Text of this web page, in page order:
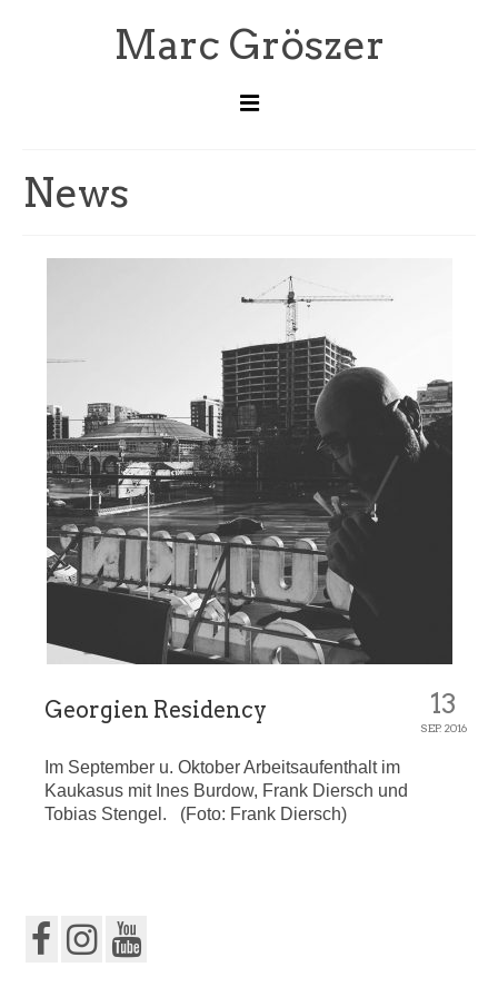
Marc Gröszer
Kontakt
News
13
SEP. 2016
Georgien Residency
Im September u. Oktober Arbeitsaufenthalt im
Kaukasus mit Ines Burdow, Frank Diersch und
Tobias Stengel. (Foto: Frank Diersch)